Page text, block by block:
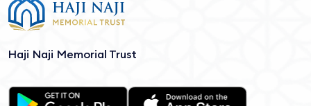
Haji Naji Memorial Trust